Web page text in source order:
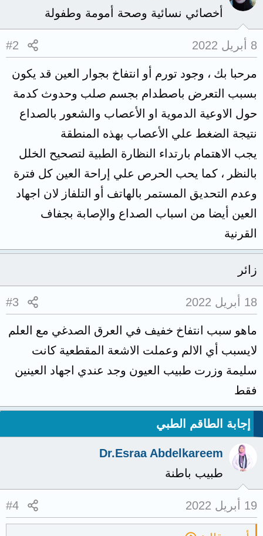
أخصائي نسائية وصحة أمومة وطفولة
8 أبريل 2022 #2
مرحبا بك ، وجود تورم أو انتفاخ بجوار العين قد يكون
بسبب التعرض باصطدام بجسم صلب وحدوث كدمة
حول الاوعية الدموية او الأعصاب والشعور بالصداع
نتيجة الضغط علي الأعصاب بهذه المنطقة
يجب الاهتمام بارتداء النظارة الطبية لتصحيح الخلل
بالنظر ، كما يحب الحرص علي إراحة العين كل فترة
وعدم التحديق المستمر بالهاتف أو التلفاز لان اجهاد
العين أيضا من اسباب الصداع والإصابة بجفاف
القرنية
زائر
18 أبريل 2022 #3
ماهو سبب انتفاخ خفيف في العرق الصدغي مع العلم
لايسبب أي الالم وعملت الاشعة المقطعية كانت
سليمة وزرت طبيب العيون وجد عندي اجهاد العينين
فقط
إجابة الطاقم الطبي
Dr.Esraa Abdelkareem
طبيب باطنة
19 أبريل 2022 #4